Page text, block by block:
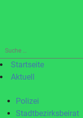
Suche
nach:Startseite
Aktuell
Polizei
Stadtbezirksbeirat